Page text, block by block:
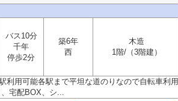
バス10分
千年
停歩2分
築6年
西
木造
1階/（3階建）
利用可能各駅まで平坦な道のりなので自転車利用
宅配BOX、シ...